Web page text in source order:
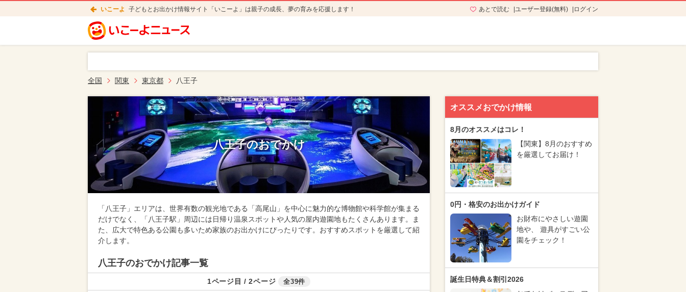
いこーよ 子どもとお出かけ情報サイト「いこーよ」は親子の成長、夢の育みを応援します！ あとで読む ユーザー登録(無料) ログイン
全国 関東 東京都 八王子
八王子のおでかけ
「八王子」エリアは、世界有数の観光地である「高尾山」を中心に魅力的な博物館や科学館が集まる
だけでなく、「八王子駅」周辺には日帰り温泉スポットや人気の屋内遊園地もたくさんあります。ま
た、広大で特色ある公園も多いため家族のお出かけにぴったりです。おすすめスポットを厳選して紹
介します。
八王子のおでかけ記事一覧
1ページ目 / 2ページ 全39件
オススメおでかけ情報
8月のオススメはコレ！
【関東】8月のおすすめ
を厳選してお届け！
0円・格安のお出かけガイド
お財布にやさしい遊園
地や、 遊具がすごい公
園をチェック！
誕生日特典＆割引2026